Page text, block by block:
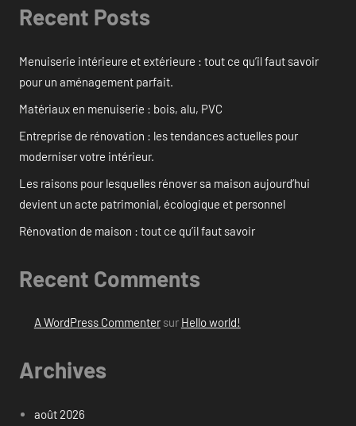
Recent Posts
Menuiserie intérieure et extérieure : tout ce qu’il faut savoir
pour un aménagement parfait.
Matériaux en menuiserie : bois, alu, PVC
Entreprise de rénovation : les tendances actuelles pour
moderniser votre intérieur.
Les raisons pour lesquelles rénover sa maison aujourd’hui
devient un acte patrimonial, écologique et personnel
Rénovation de maison : tout ce qu’il faut savoir
Recent Comments
A WordPress Commentersur Hello world!
Archives
août 2026